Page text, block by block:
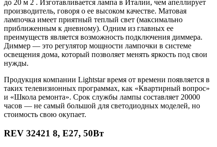
до 20 м 2 . Изготавливается лампа в Италии, чем апеллирует
производитель, говоря о ее высоком качестве. Матовая
лампочка имеет приятный теплый свет (максимально
приближенным к дневному). Одним из главных ее
преимуществ является возможность подключения диммера.
Диммер — это регулятор мощности лампочки в системе
освещения дома, который позволяет менять яркость под свои
нужды.
Продукция компании Lightstar время от времени появляется в
таких телевизионных программах, как «Квартирный вопрос»
и «Школа ремонта». Срок службы лампы составляет 20000
часов — не самый большой для светодиодных моделей, но
стоимость свою окупает.
REV 32421 8, E27, 50Вт